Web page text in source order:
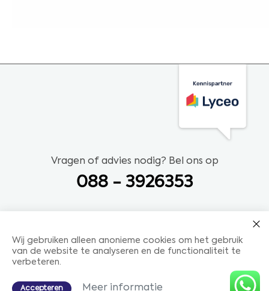
Vragen of advies nodig? Bel ons op
088 - 3926353
Wij gebruiken alleen anonieme cookies om het gebruik
van de website te analyseren en de functionaliteit te
verbeteren.
Accepteren Meer informatie